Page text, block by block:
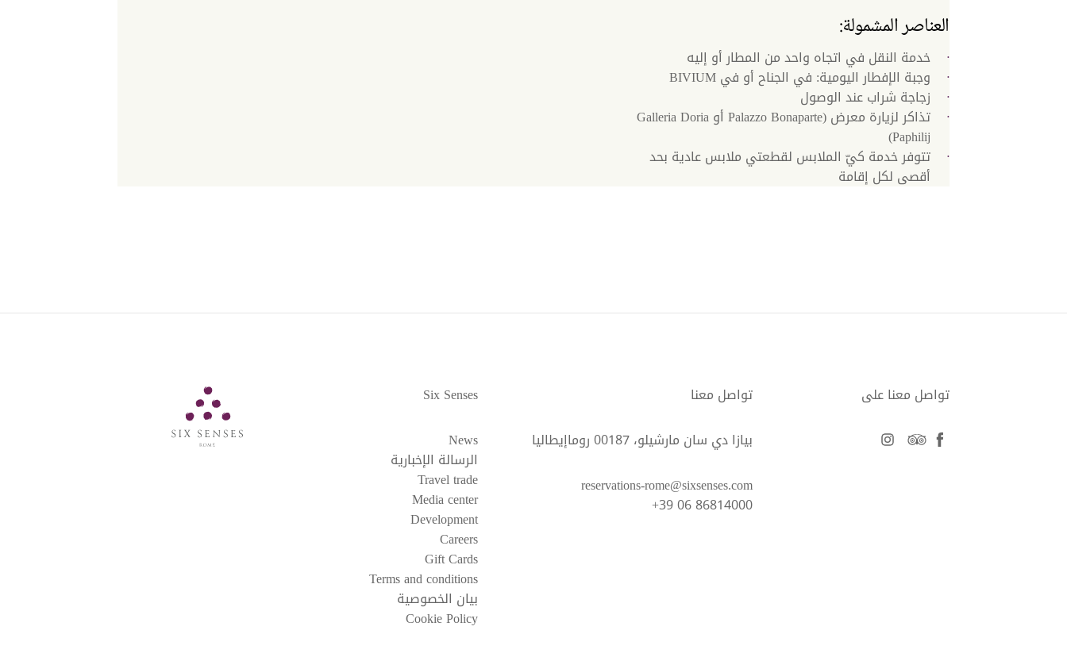
العناصر المشمولة:
خدمة النقل في اتجاه واحد من المطار أو إليه
وجبة الإفطار اليومية: في الجناح أو في BIVIUM
زجاجة شراب عند الوصول
تذاكر لزيارة معرض (Palazzo Bonaparte أو Galleria Doria
Paphilij)
تتوفر خدمة كيّ الملابس لقطعتي ملابس عادية بحد
أقصى لكل إقامة
Six Senses
News
الرسالة الإخبارية
Travel trade
Media center
Development
Careers
Gift Cards
Terms and conditions
بيان الخصوصية
Cookie Policy
تواصل معنا
بيازا دي سان مارشيلو، 00187 روماإيطاليا
reservations-rome@sixsenses.com
+39 06 86814000
تواصل معنا على
facebook
tripadvisor